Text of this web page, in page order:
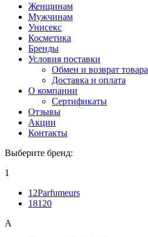
Женщинам
Мужчинам
Унисекс
Косметика
Бренды
Условия поставки
Обмен и возврат товара
Доставка и оплата
О компании
Сертификаты
Отзывы
Акции
Контакты
Выберите бренд:
1
12Parfumeurs
18120
A